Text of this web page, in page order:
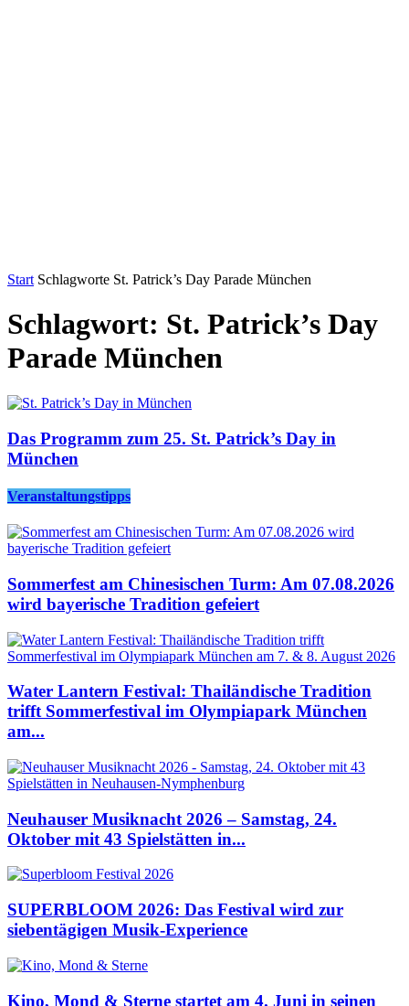
Start Schlagworte St. Patrick’s Day Parade München
Schlagwort: St. Patrick’s Day
Parade München
Das Programm zum 25. St. Patrick’s Day in
München
Veranstaltungstipps
Sommerfest am Chinesischen Turm: Am 07.08.2026
wird bayerische Tradition gefeiert
Water Lantern Festival: Thailändische Tradition
trifft Sommerfestival im Olympiapark München
am...
Neuhauser Musiknacht 2026 – Samstag, 24.
Oktober mit 43 Spielstätten in...
SUPERBLOOM 2026: Das Festival wird zur
siebentägigen Musik-Experience
Kino, Mond & Sterne startet am 4. Juni in seinen